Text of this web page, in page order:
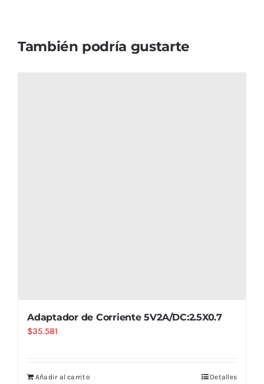
También podría gustarte
Adaptador de Corriente 5V2A/DC:2.5X0.7
$35.581
Añadir al carrito Detalles